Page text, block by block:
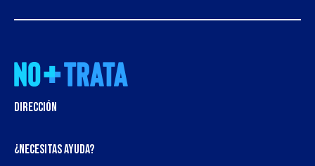
DIRECCIÓN
¿NECESITAS AYUDA?